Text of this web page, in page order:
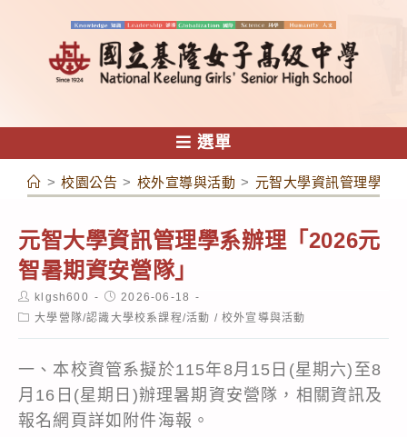
容
選單
> 校園公告 > 校外宣導與活動 > 元智大學資訊管理學系
元智大學資訊管理學系辦理「2026元
智暑期資安營隊」
Post
author:
klgsh600
Post
published:
2026-06-18
Post大學營隊/認識大學校系課程/活動 / 校外宣導與活動
一、本校資管系擬於115年8月15日(星期六)至8
月16日(星期日)辦理暑期資安營隊，相關資訊及
報名網頁詳如附件海報。